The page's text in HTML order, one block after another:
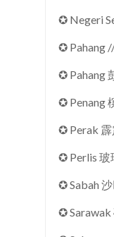
✪ Negeri
✪ Pahang
✪ Pahang
✪ Penang
✪ Perak 霹
✪ Perlis 玻
✪ Sabah
✪ Sarawak